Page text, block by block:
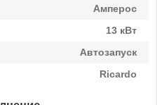
Амперос
13 кВт
Автозапуск
Ricardo